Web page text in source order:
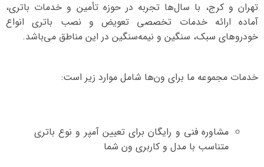
تهران و کرج، با سال‌ها تجربه در حوزه تأمین و خدمات باتری،
آماده ارائه خدمات تخصصی تعویض و نصب باتری انواع
خودروهای سبک، سنگین و نیمه‌سنگین در این مناطق می‌باشد.
خدمات مجموعه ما برای ون‌ها شامل موارد زیر است:
مشاوره فنی و رایگان برای تعیین آمپر و نوع باتری
متناسب با مدل و کاربری ون شما